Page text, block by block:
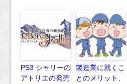
PS3 シャリーの
アトリエの発売
製造業に就くこ
とのメリット、